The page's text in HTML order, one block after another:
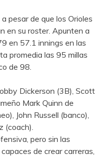
pesar de que los Orioles
en su roster. Apunten a
en 57.1 innings en las
promedia las 95 millas
de 98.
Dickerson (3B), Scott
Mark Quinn de
John Russell (banco),
(coach).
pero sin las
de crear carreras,